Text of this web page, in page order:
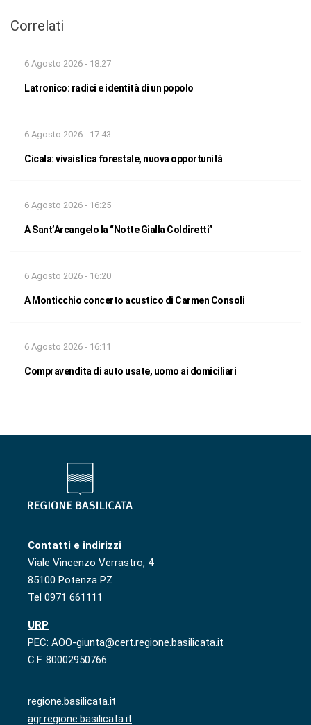
Correlati
6 Agosto 2026 - 18:27
Latronico: radici e identità di un popolo
6 Agosto 2026 - 17:43
Cicala: vivaistica forestale, nuova opportunità
6 Agosto 2026 - 16:25
A Sant’Arcangelo la “Notte Gialla Coldiretti”
6 Agosto 2026 - 16:20
A Monticchio concerto acustico di Carmen Consoli
6 Agosto 2026 - 16:11
Compravendita di auto usate, uomo ai domiciliari
Contatti e indirizzi
Viale Vincenzo Verrastro, 4
85100 Potenza PZ
Tel 0971 661111
URP
PEC: AOO-giunta@cert.regione.basilicata.it
C.F. 80002950766
regione.basilicata.it
agr.regione.basilicata.it